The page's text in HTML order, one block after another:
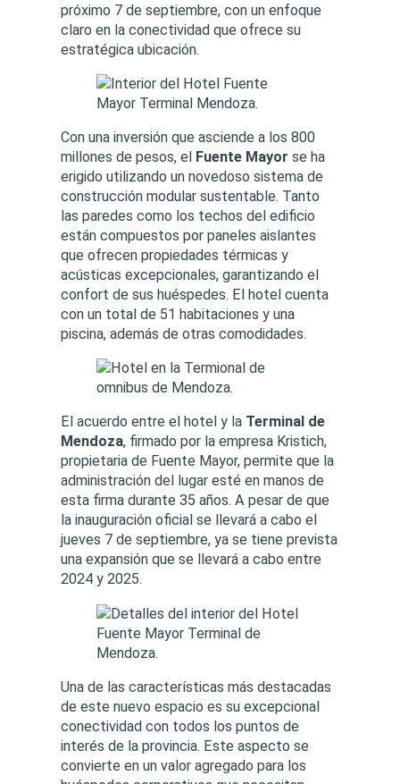
próximo 7 de septiembre, con un enfoque
claro en la conectividad que ofrece su
estratégica ubicación.
Con una inversión que asciende a los 800
millones de pesos, el Fuente Mayor se ha
erigido utilizando un novedoso sistema de
construcción modular sustentable. Tanto
las paredes como los techos del edificio
están compuestos por paneles aislantes
que ofrecen propiedades térmicas y
acústicas excepcionales, garantizando el
confort de sus huéspedes. El hotel cuenta
con un total de 51 habitaciones y una
piscina, además de otras comodidades.
El acuerdo entre el hotel y la Terminal de
Mendoza, firmado por la empresa Kristich,
propietaria de Fuente Mayor, permite que la
administración del lugar esté en manos de
esta firma durante 35 años. A pesar de que
la inauguración oficial se llevará a cabo el
jueves 7 de septiembre, ya se tiene prevista
una expansión que se llevará a cabo entre
2024 y 2025.
Una de las características más destacadas
de este nuevo espacio es su excepcional
conectividad con todos los puntos de
interés de la provincia. Este aspecto se
convierte en un valor agregado para los